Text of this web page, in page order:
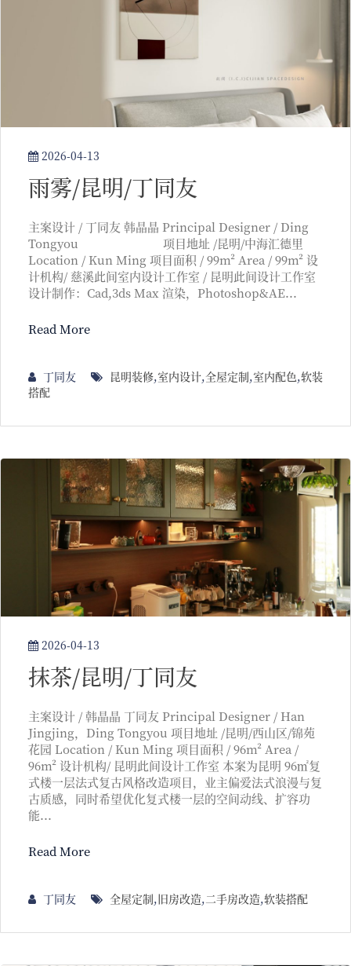
2026-04-13
雨雾/昆明/丁同友
主案设计 / 丁同友 韩晶晶 Principal Designer / Ding
Tongyou 项目地址 /昆明/中海汇德里
Location / Kun Ming 项目面积 / 99m² Area / 99m² 设
计机构/ 慈溪此间室内设计工作室 / 昆明此间设计工作室
设计制作：Cad,3ds Max 渲染，Photoshop&AE...
Read More
丁同友 昆明装修,室内设计,全屋定制,室内配色,软装
搭配
2026-04-13
抹茶/昆明/丁同友
主案设计 / 韩晶晶 丁同友 Principal Designer / Han
Jingjing，Ding Tongyou 项目地址 /昆明/西山区/锦苑
花园 Location / Kun Ming 项目面积 / 96m² Area /
96m² 设计机构/ 昆明此间设计工作室 本案为昆明 96㎡复
式楼一层法式复古风格改造项目，业主偏爱法式浪漫与复
古质感，同时希望优化复式楼一层的空间动线、扩容功
能...
Read More
丁同友 全屋定制,旧房改造, 二手房改造,软装搭配